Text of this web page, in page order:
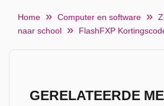
Home Computer en software
naar school
FlashFXP
GERELATEERDE